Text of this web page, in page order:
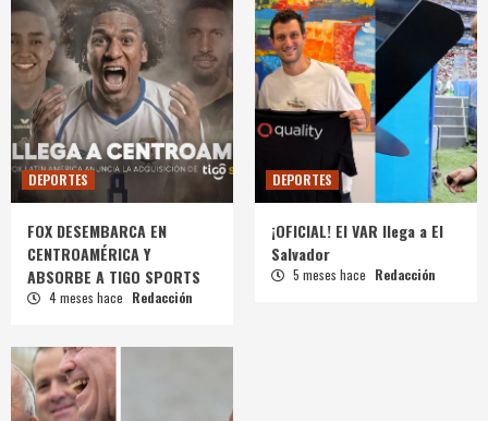
DEPORTES
FOX DESEMBARCA EN
CENTROAMÉRICA Y
ABSORBE A TIGO SPORTS
4 meses hace Redacción
DEPORTES
¡OFICIAL! El VAR llega a El
Salvador
5 meses hace Redacción